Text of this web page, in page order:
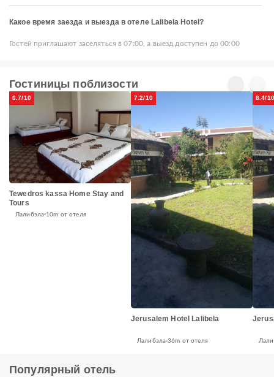
Какое время заезда и выезда в отеле Lalibela Hotel?
Гостей приглашают заселяться в 07:00, а выезд доступен до 00:00
Гостиницы поблизости
6.7/10
Tewedros kassa Home Stay and
Tours
Лалибэла 10m от отеля
7.2/10
Jerusalem Hotel Lalibela
Лалибэла 36m от отеля
8.4/10
Популярный отель